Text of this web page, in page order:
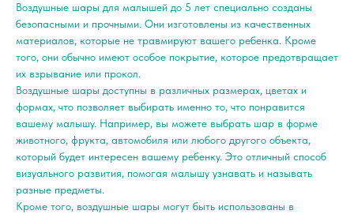
Воздушные шары для малышей до 5 лет специально созданы
безопасными и прочными. Они изготовлены из качественных
материалов, которые не травмируют вашего ребенка. Кроме
того, они обычно имеют особое покрытие, которое предотвращает
их взрывание или прокол.
Воздушные шары доступны в различных размерах, цветах и
формах, что позволяет выбирать именно то, что понравится
вашему малышу. Например, вы можете выбрать шар в форме
животного, фрукта, автомобиля или любого другого объекта,
который будет интересен вашему ребенку. Это отличный способ
визуального развития, помогая малышу узнавать и называть
разные предметы.
Кроме того, воздушные шары могут быть использованы в